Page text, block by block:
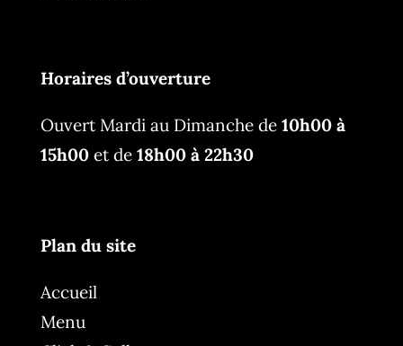
Horaires d’ouverture
Ouvert Mardi au Dimanche de10h00 à
15h00 et de18h00 à 22h30
Plan du site
Accueil
Menu